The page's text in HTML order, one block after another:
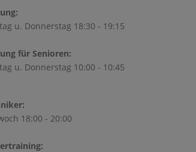
Outlook Live
u. Donnerstag 18:30 - 19:15
für Senioren:
u. Donnerstag 10:00 - 10:45
18:00 - 20:00